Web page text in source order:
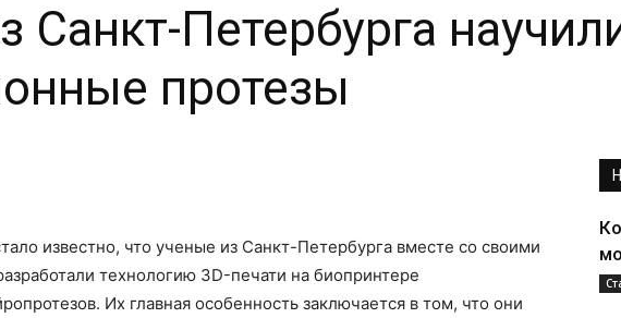
Санкт-Петербурга
протезы
известно, что ученые из Санкт-Петербурга вместе со своими
технологию 3D-печати на биопринтере
Их главная особенность заключается в том, что они